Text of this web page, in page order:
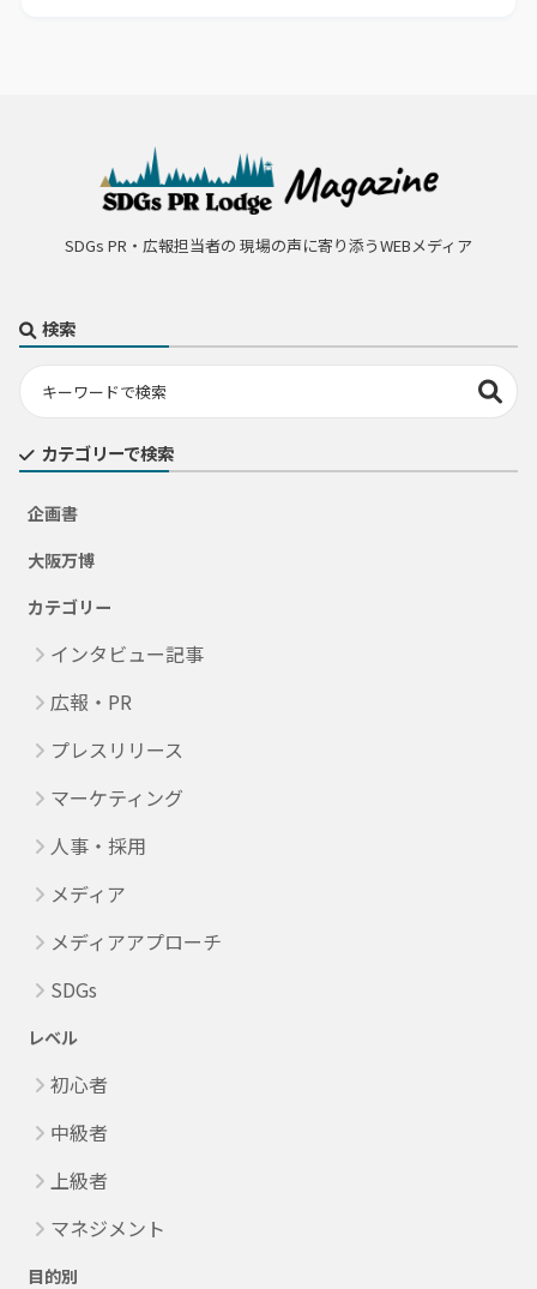
SDGs PR・広報担当者の 現場の声に寄り添うWEBメディア
検索
カテゴリーで検索
企画書
大阪万博
カテゴリー
インタビュー記事
広報・PR
プレスリリース
マーケティング
人事・採用
メディア
メディアアプローチ
SDGs
レベル
初心者
中級者
上級者
マネジメント
目的別